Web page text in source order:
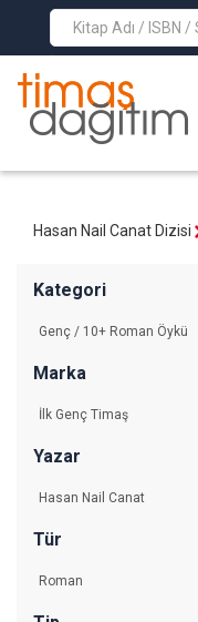
>
Hasan Nail Canat Dizisi
Kategori
Genç / 10+ Roman Öykü
Marka
İlk Genç Timaş
Yazar
Hasan Nail Canat
Tür
Roman